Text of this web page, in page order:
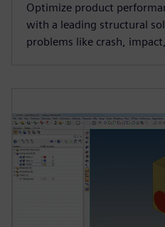
Optimize product
with a leading structural
problems like crash,